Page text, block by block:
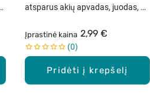
Pridėti į krepšelį
atsparus akių apvadas, juodas, 1
Įprastinė kaina 2,99 €
0